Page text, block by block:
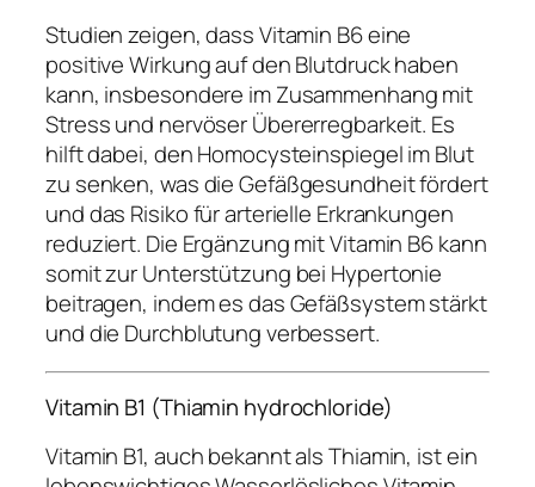
Studien zeigen, dass Vitamin B6 eine
positive Wirkung auf den Blutdruck haben
kann, insbesondere im Zusammenhang mit
Stress und nervöser Übererregbarkeit. Es
hilft dabei, den Homocysteinspiegel im Blut
zu senken, was die Gefäßgesundheit fördert
und das Risiko für arterielle Erkrankungen
reduziert. Die Ergänzung mit Vitamin B6 kann
somit zur Unterstützung bei Hypertonie
beitragen, indem es das Gefäßsystem stärkt
und die Durchblutung verbessert.
Vitamin B1 (Thiamin hydrochloride)
Vitamin B1, auch bekannt als Thiamin, ist ein